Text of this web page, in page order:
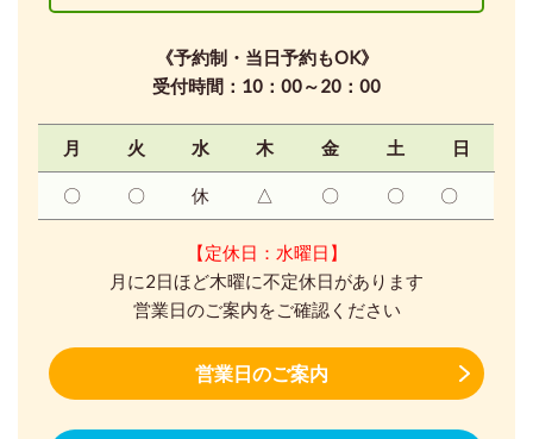
《予約制・当日予約もOK》
受付時間：10：00～20：00
月 火 水 木 金 土 日
〇 〇 休 △ 〇 〇 〇
【定休日：水曜日】
月に2日ほど木曜に不定休日があります
営業日のご案内をご確認ください
営業日のご案内